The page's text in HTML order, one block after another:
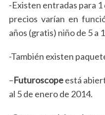
-Existen entradas para 1
precios varían en
años (gratis) niño de 5 a
-También existen
–Futuroscopeestá
al 5 de enero de 2014.